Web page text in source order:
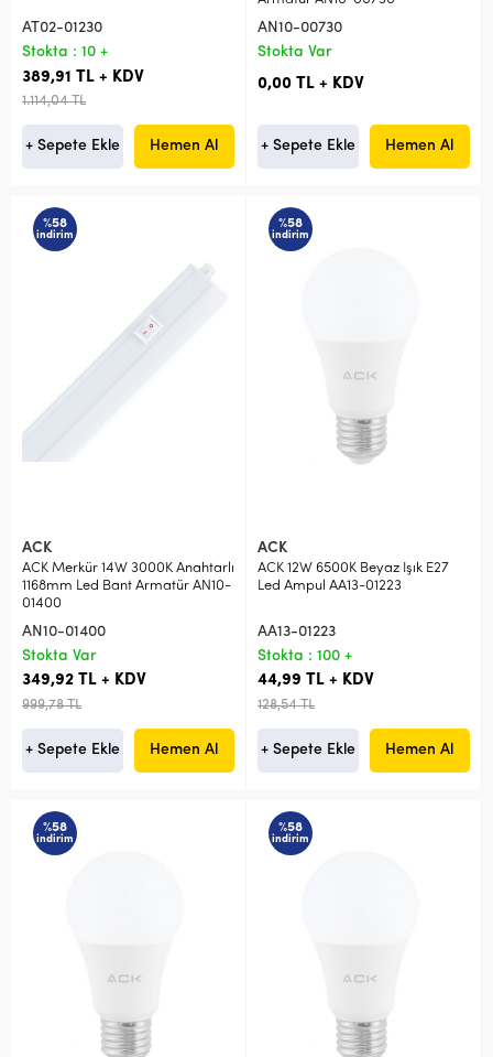
AT02-01230
Stokta : 10 +
389,91 TL + KDV
1.114,04 TL
+ Sepete Ekle Hemen Al
AN10-00730
Stokta Var
0,00 TL + KDV
+ Sepete Ekle Hemen Al
%58
indirim
ACK
ACK Merkür 14W 3000K Anahtarlı
1168mm Led Bant Armatür AN10-
01400
AN10-01400
Stokta Var
349,92 TL + KDV
999,78 TL
+ Sepete Ekle Hemen Al
%58
indirim
ACK
ACK 12W 6500K Beyaz Işık E27
Led Ampul AA13-01223
AA13-01223
Stokta : 100 +
44,99 TL + KDV
128,54 TL
+ Sepete Ekle Hemen Al
%58
indirim
%58
indirim